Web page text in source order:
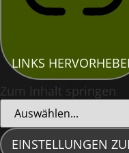
LINKS
Zum Inhalt springen
EINSTELLUNGEN